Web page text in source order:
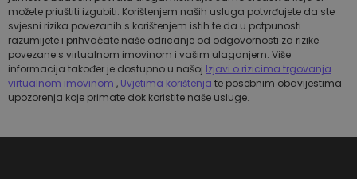
možete priuštiti izgubiti. Korištenjem naših usluga potvrđujete da ste
svjesni rizika povezanih s korištenjem istih te da u potpunosti
razumijete i prihvaćate naše odricanje od odgovornosti za rizike
povezane s virtualnom imovinom i vašim ulaganjem. Više
informacija također je dostupno u našoj Izjavi o rizicima trgovanja
virtualnom imovinom , Uvjetima korištenja te posebnim obavijestima
upozorenja koje primate dok koristite naše usluge.